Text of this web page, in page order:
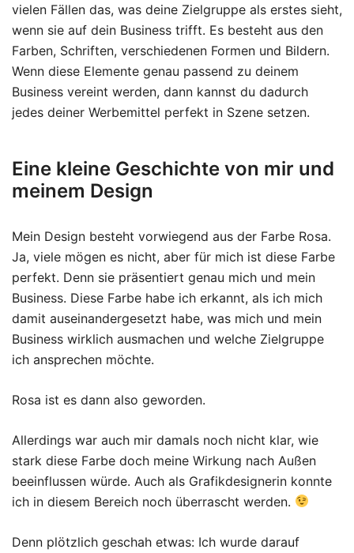
vielen Fällen das, was deine Zielgruppe als erstes sieht,
wenn sie auf dein Business trifft. Es besteht aus den
Farben, Schriften, verschiedenen Formen und Bildern.
Wenn diese Elemente genau passend zu deinem
Business vereint werden, dann kannst du dadurch
jedes deiner Werbemittel perfekt in Szene setzen.
Eine kleine Geschichte von mir und
meinem Design
Mein Design besteht vorwiegend aus der Farbe Rosa.
Ja, viele mögen es nicht, aber für mich ist diese Farbe
perfekt. Denn sie präsentiert genau mich und mein
Business. Diese Farbe habe ich erkannt, als ich mich
damit auseinandergesetzt habe, was mich und mein
Business wirklich ausmachen und welche Zielgruppe
ich ansprechen möchte.
Rosa ist es dann also geworden.
Allerdings war auch mir damals noch nicht klar, wie
stark diese Farbe doch meine Wirkung nach Außen
beeinflussen würde. Auch als Grafikdesignerin konnte
ich in diesem Bereich noch überrascht werden.
Denn plötzlich geschah etwas: Ich wurde darauf